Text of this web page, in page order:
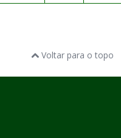
Voltar para o topo